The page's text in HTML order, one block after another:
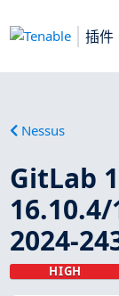
插件
Nessus
GitLab
16.10.4/
2024-
HIGH